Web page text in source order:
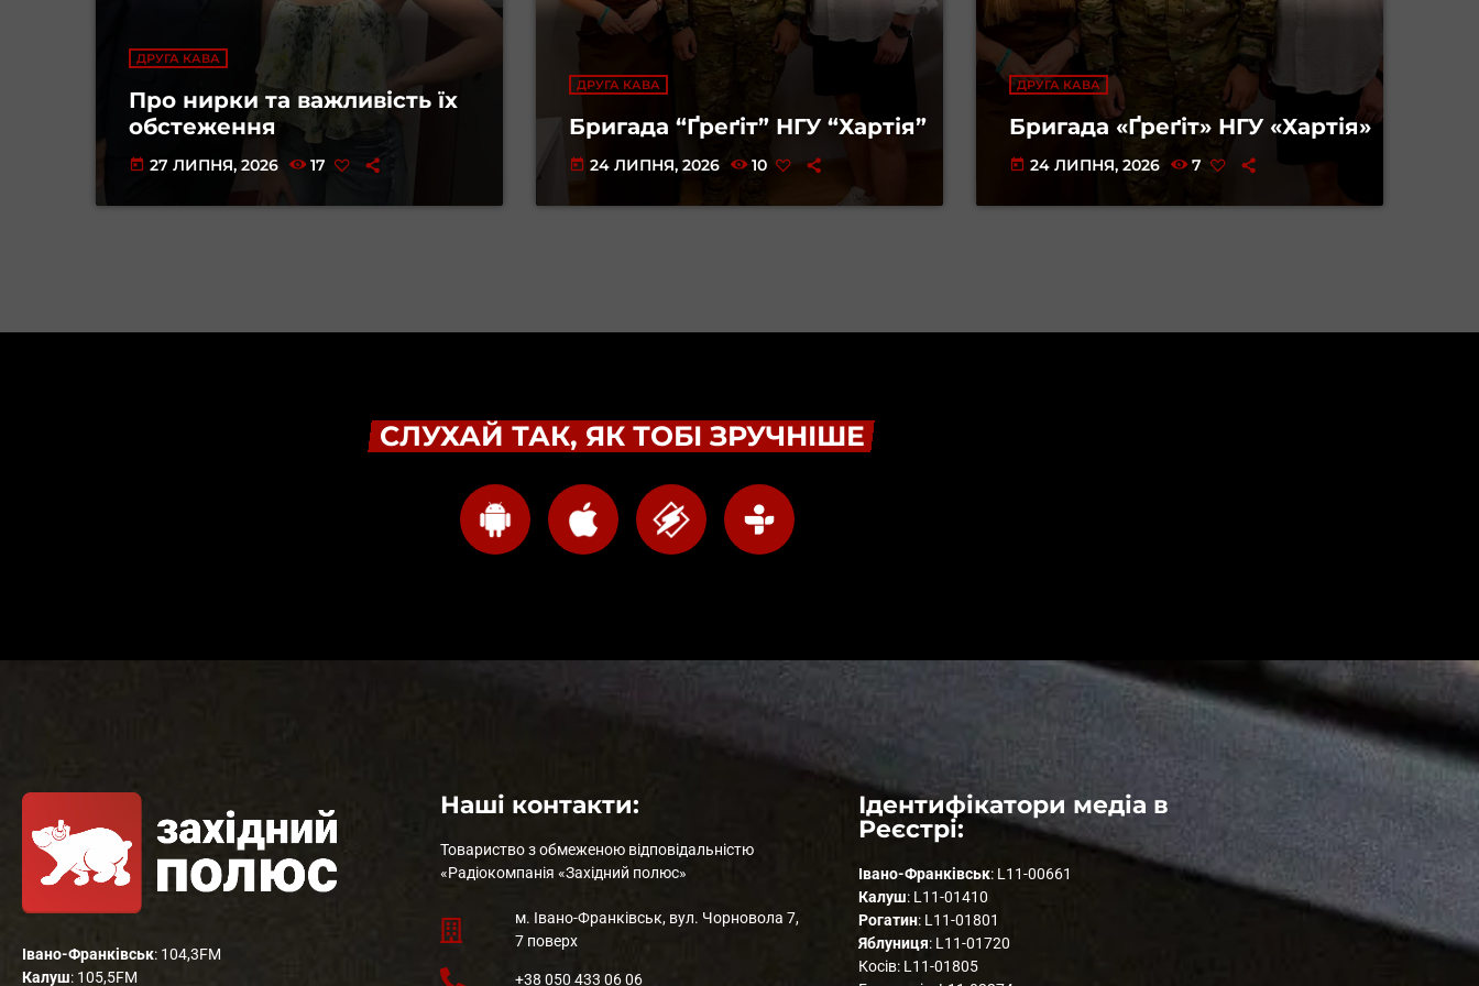
ДРУГА КАВА
Про нирки та важливість їх
обстеження
today 27 ЛИПНЯ, 2026 17
ДРУГА КАВА
Бригада “Ґреґіт” НГУ “Хартія”
today 24 ЛИПНЯ, 2026 10
ДРУГА КАВА
Бригада «Ґреґіт» НГУ «Хартія»
today 24 ЛИПНЯ, 2026 7
СЛУХАЙ ТАК, ЯК ТОБІ ЗРУЧНІШЕ
Івано-Франківськ: 104,3FM
Калуш: 105,5FM
Наші контакти:
Товариство з обмеженою відповідальністю
«Радіокомпанія «Західний полюс»
м. Івано-Франківськ, вул. Чорновола 7,
7 поверх
+38 050 433 06 06
Ідентифікатори медіа в
Реєстрі:
Івано-Франківськ: L11-00661
Калуш: L11-01410
Рогатин: L11-01801
Яблуниця: L11-01720
Косів: L11-01805